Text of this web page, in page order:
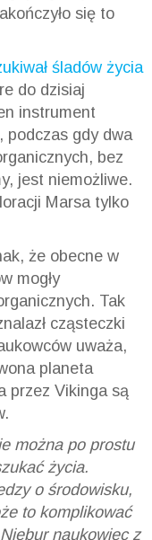
się to
śladów życia
do dzisiaj
instrument
podczas gdy dwa
bez
jest niemożliwe.
Marsa tylko
że obecne w
mogły
Tak
cząsteczki
uważa,
planeta
przez Vikinga są
można po prostu
życia.
o środowisku,
to komplikować
naukowiec z